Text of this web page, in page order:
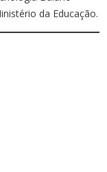
da Educação.